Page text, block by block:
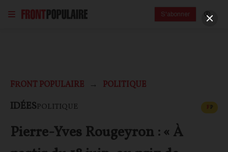
S'abonner
FRONT POPULAIRE POLITIQUE
IDÉESPOLITIQUE FP
Pierre-Yves Rougeyron : « À